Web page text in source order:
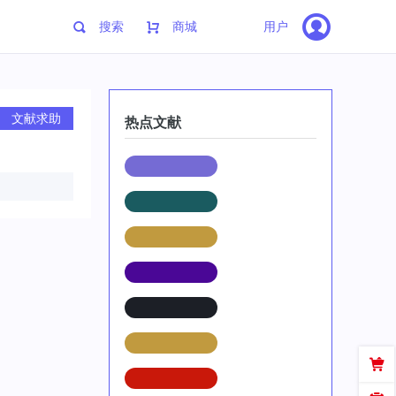
搜索 商城 用户
文献求助 热点文献